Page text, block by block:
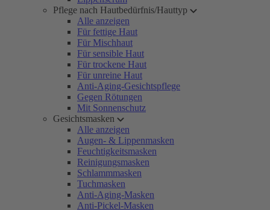
Pflege nach Hautbedürfnis/Hauttyp
Alle anzeigen
Für fettige Haut
Für Mischhaut
Für sensible Haut
Für trockene Haut
Für unreine Haut
Anti-Aging-Gesichtspflege
Gegen Rötungen
Mit Sonnenschutz
Gesichtsmasken
Alle anzeigen
Augen- & Lippenmasken
Feuchtigkeitsmasken
Reinigungsmasken
Schlammmasken
Tuchmasken
Anti-Aging-Masken
Anti-Pickel-Masken